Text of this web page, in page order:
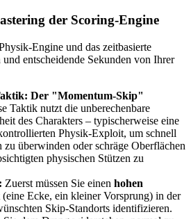
der Scoring-Engine
Engine und das zeitbasierte
entscheidende Sekunden von Ihrer
Der "Momentum-Skip"
Taktik nutzt die unberechenbare
des Charakters – typischerweise eine
Physik-Exploit, um schnell
zu überwinden oder schräge Oberflächen
physischen Stützen zu
Zuerst müssen Sie einen hohen
(eine Ecke, ein kleiner Vorsprung) in der
Skip-Standorts identifizieren.